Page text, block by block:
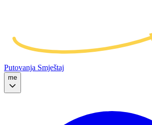
Putovanja Smještaj
me